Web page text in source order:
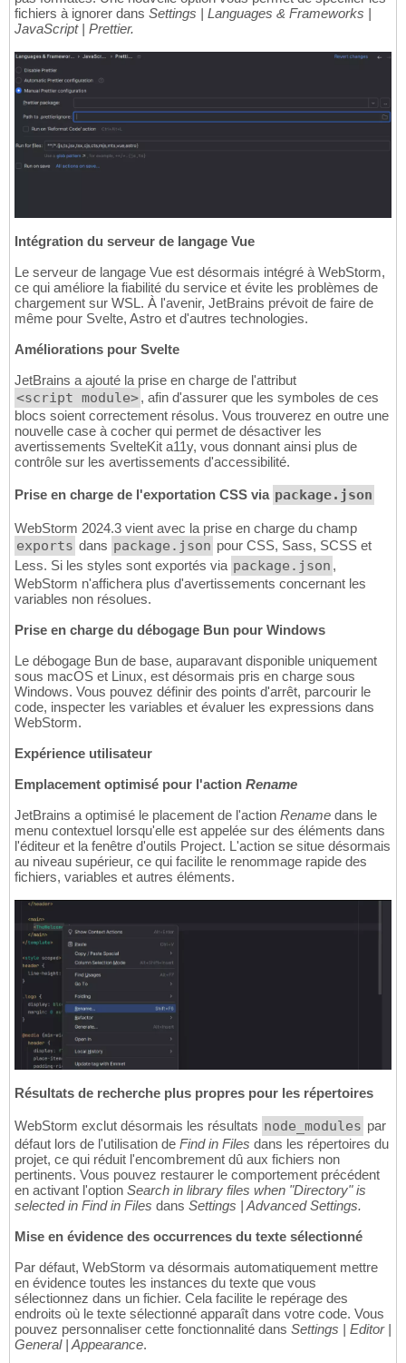
fichiers à ignorer dans Settings | Languages & Frameworks |
JavaScript | Prettier.
Intégration du serveur de langage Vue
Le serveur de langage Vue est désormais intégré à WebStorm,
ce qui améliore la fiabilité du service et évite les problèmes de
chargement sur WSL. À l'avenir, JetBrains prévoit de faire de
même pour Svelte, Astro et d'autres technologies.
Améliorations pour Svelte
JetBrains a ajouté la prise en charge de l'attribut
<script module>, afin d'assurer que les symboles de ces
blocs soient correctement résolus. Vous trouverez en outre une
nouvelle case à cocher qui permet de désactiver les
avertissements SvelteKit a11y, vous donnant ainsi plus de
contrôle sur les avertissements d'accessibilité.
Prise en charge de l'exportation CSS via package.json
WebStorm 2024.3 vient avec la prise en charge du champ
exports dans package.json pour CSS, Sass, SCSS et
Less. Si les styles sont exportés via package.json ,
WebStorm n'affichera plus d'avertissements concernant les
variables non résolues.
Prise en charge du débogage Bun pour Windows
Le débogage Bun de base, auparavant disponible uniquement
sous macOS et Linux, est désormais pris en charge sous
Windows. Vous pouvez définir des points d'arrêt, parcourir le
code, inspecter les variables et évaluer les expressions dans
WebStorm.
Expérience utilisateur
Emplacement optimisé pour l'action Rename
JetBrains a optimisé le placement de l'action Rename dans le
menu contextuel lorsqu'elle est appelée sur des éléments dans
l'éditeur et la fenêtre d'outils Project. L'action se situe désormais
au niveau supérieur, ce qui facilite le renommage rapide des
fichiers, variables et autres éléments.
Résultats de recherche plus propres pour les répertoires
WebStorm exclut désormais les résultats node_modules par
défaut lors de l'utilisation de Find in Files dans les répertoires du
projet, ce qui réduit l'encombrement dû aux fichiers non
pertinents. Vous pouvez restaurer le comportement précédent
en activant l'option Search in library files when "Directory" is
selected in Find in Files dans Settings | Advanced Settings.
Mise en évidence des occurrences du texte sélectionné
Par défaut, WebStorm va désormais automatiquement mettre
en évidence toutes les instances du texte que vous
sélectionnez dans un fichier. Cela facilite le repérage des
endroits où le texte sélectionné apparaît dans votre code. Vous
pouvez personnaliser cette fonctionnalité dans Settings | Editor |
General | Appearance.